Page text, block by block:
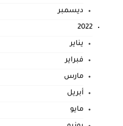
ديسمبر
2022
يناير
فبراير
مارس
أبريل
مايو